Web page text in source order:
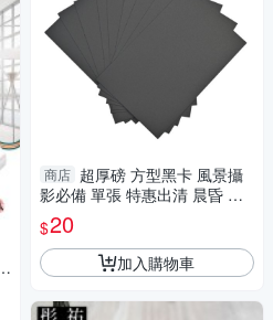
商店 超厚磅 方型黑卡 風景攝
影必備 單張 特惠出清 晨昏 德
寶光學
$20
加入購物車